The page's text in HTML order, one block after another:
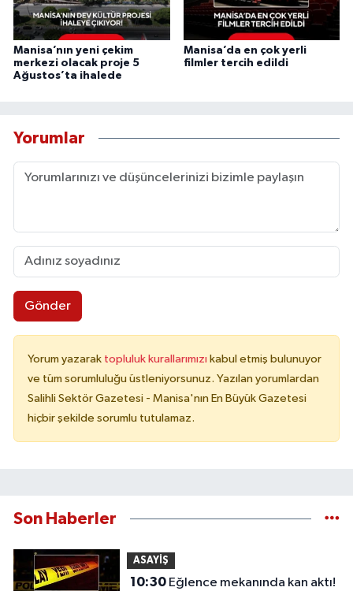
Manisa’nın yeni çekim
merkezi olacak proje 5
Ağustos’ta ihalede
Manisa’da en çok yerli
filmler tercih edildi
Yorumlar
Gönder
Yorum yazarak topluluk kurallarımızı kabul etmiş bulunuyor
ve tüm sorumluluğu üstleniyorsunuz. Yazılan yorumlardan
Salihli Sektör Gazetesi - Manisa'nın En Büyük Gazetesi
hiçbir şekilde sorumlu tutulamaz.
Son Haberler
ASAYİŞ
10:30Eğlence mekanında kan aktı!